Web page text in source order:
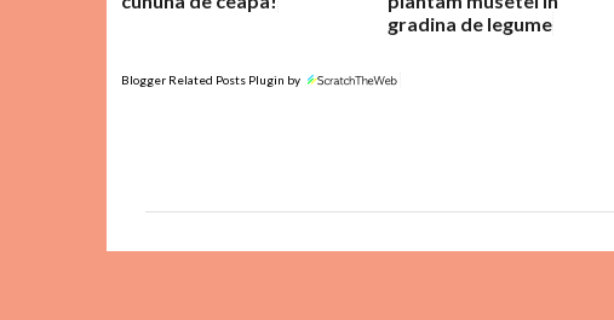
gradina de legume
Blogger Related Posts Plugin by